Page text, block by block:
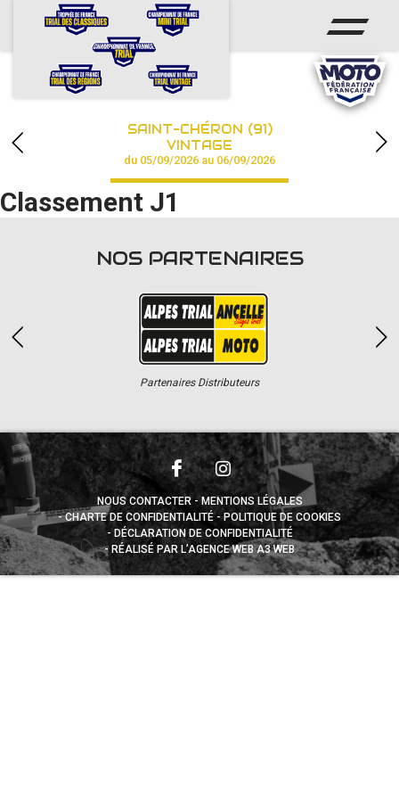
ACCUEIL
CALENDRIER
CHAMPIONNAT
RÉSULTATS
PHOTOS / VIDÉOS
PARTENAIRES
SAINT-CHÉRON (91)
VINTAGE
du 05/09/2026 au 06/09/2026
Classement J1
NOS PARTENAIRES
Partenaires Distributeurs
NOUS CONTACTER
MENTIONS LÉGALES
CHARTE DE CONFIDENTIALITÉ
POLITIQUE DE COOKIES
DÉCLARATION DE CONFIDENTIALITÉ
RÉALISÉ PAR L’AGENCE WEB A3 WEB